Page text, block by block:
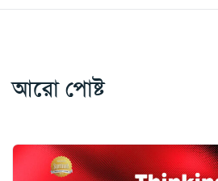
আরো পোষ্ট